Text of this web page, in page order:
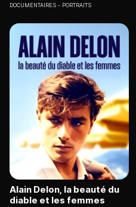
DOCUMENTAIRES PORTRAITS
Alain Delon, la beauté du
diable et les femmes